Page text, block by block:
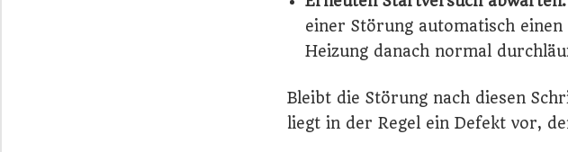
einer Störung automatisch
Heizung danach normal
Bleibt die Störung nach diesen
liegt in der Regel ein Defekt vor,